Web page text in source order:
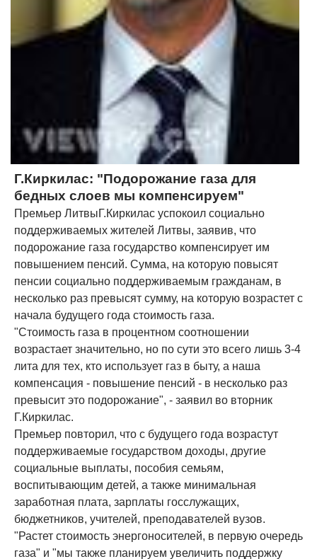
Г.Киркилас: "Подорожание газа для
бедных слоев мы компенсируем"
Премьер ЛитвыГ.Киркилас успокоил социально
поддерживаемых жителей Литвы, заявив, что
подорожание газа государство компенсирует им
повышением пенсий. Сумма, на которую повысят
пенсии социально поддерживаемым гражданам, в
несколько раз превысят сумму, на которую возрастет с
начала будущего года стоимость газа.
"Стоимость газа в процентном соотношении
возрастает значительно, но по сути это всего лишь 3-4
лита для тех, кто использует газ в быту, а наша
компенсация - повышение пенсий - в несколько раз
превысит это подорожание", - заявил во вторник
Г.Киркилас.
Премьер повторил, что с будущего года возрастут
поддерживаемые государством доходы, другие
социальные выплаты, пособия семьям,
воспитывающим детей, а также минимальная
заработная плата, зарплаты госслужащих,
бюджетников, учителей, преподавателей вузов.
"Растет стоимость энергоносителей, в первую очередь
газа" и "мы также планируем увеличить поддержку